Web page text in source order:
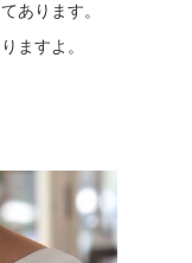
あります。
ますよ。